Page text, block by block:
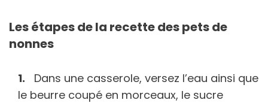
Les étapes de la recette des pets de
nonnes
Dans une casserole, versez l’eau ainsi que
le beurre coupé en morceaux, le sucre